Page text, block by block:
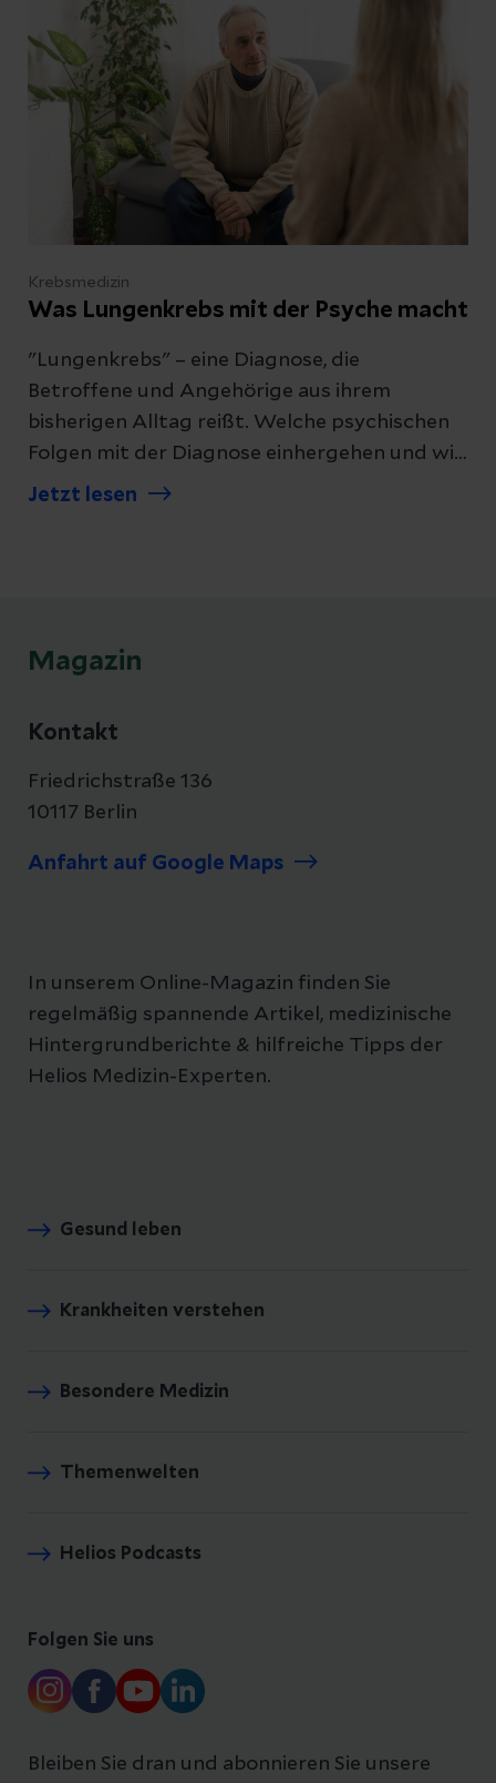
Krebsmedizin
Was Lungenkrebs mit der Psyche macht
"Lungenkrebs" – eine Diagnose, die
Betroffene und Angehörige aus ihrem
bisherigen Alltag reißt. Welche psychischen
Folgen mit der Diagnose einhergehen und wie
die Psychoonkologie Sie im Umgang mit der
Jetzt lesen
Magazin
Kontakt
Friedrichstraße 136
10117 Berlin
Anfahrt auf Google Maps
In unserem Online-Magazin finden Sie
regelmäßig spannende Artikel, medizinische
Hintergrundberichte & hilfreiche Tipps der
Helios Medizin-Experten.
Gesund leben
Krankheiten verstehen
Besondere Medizin
Themenwelten
Helios Podcasts
Folgen Sie uns
Bleiben Sie dran und abonnieren Sie unsere